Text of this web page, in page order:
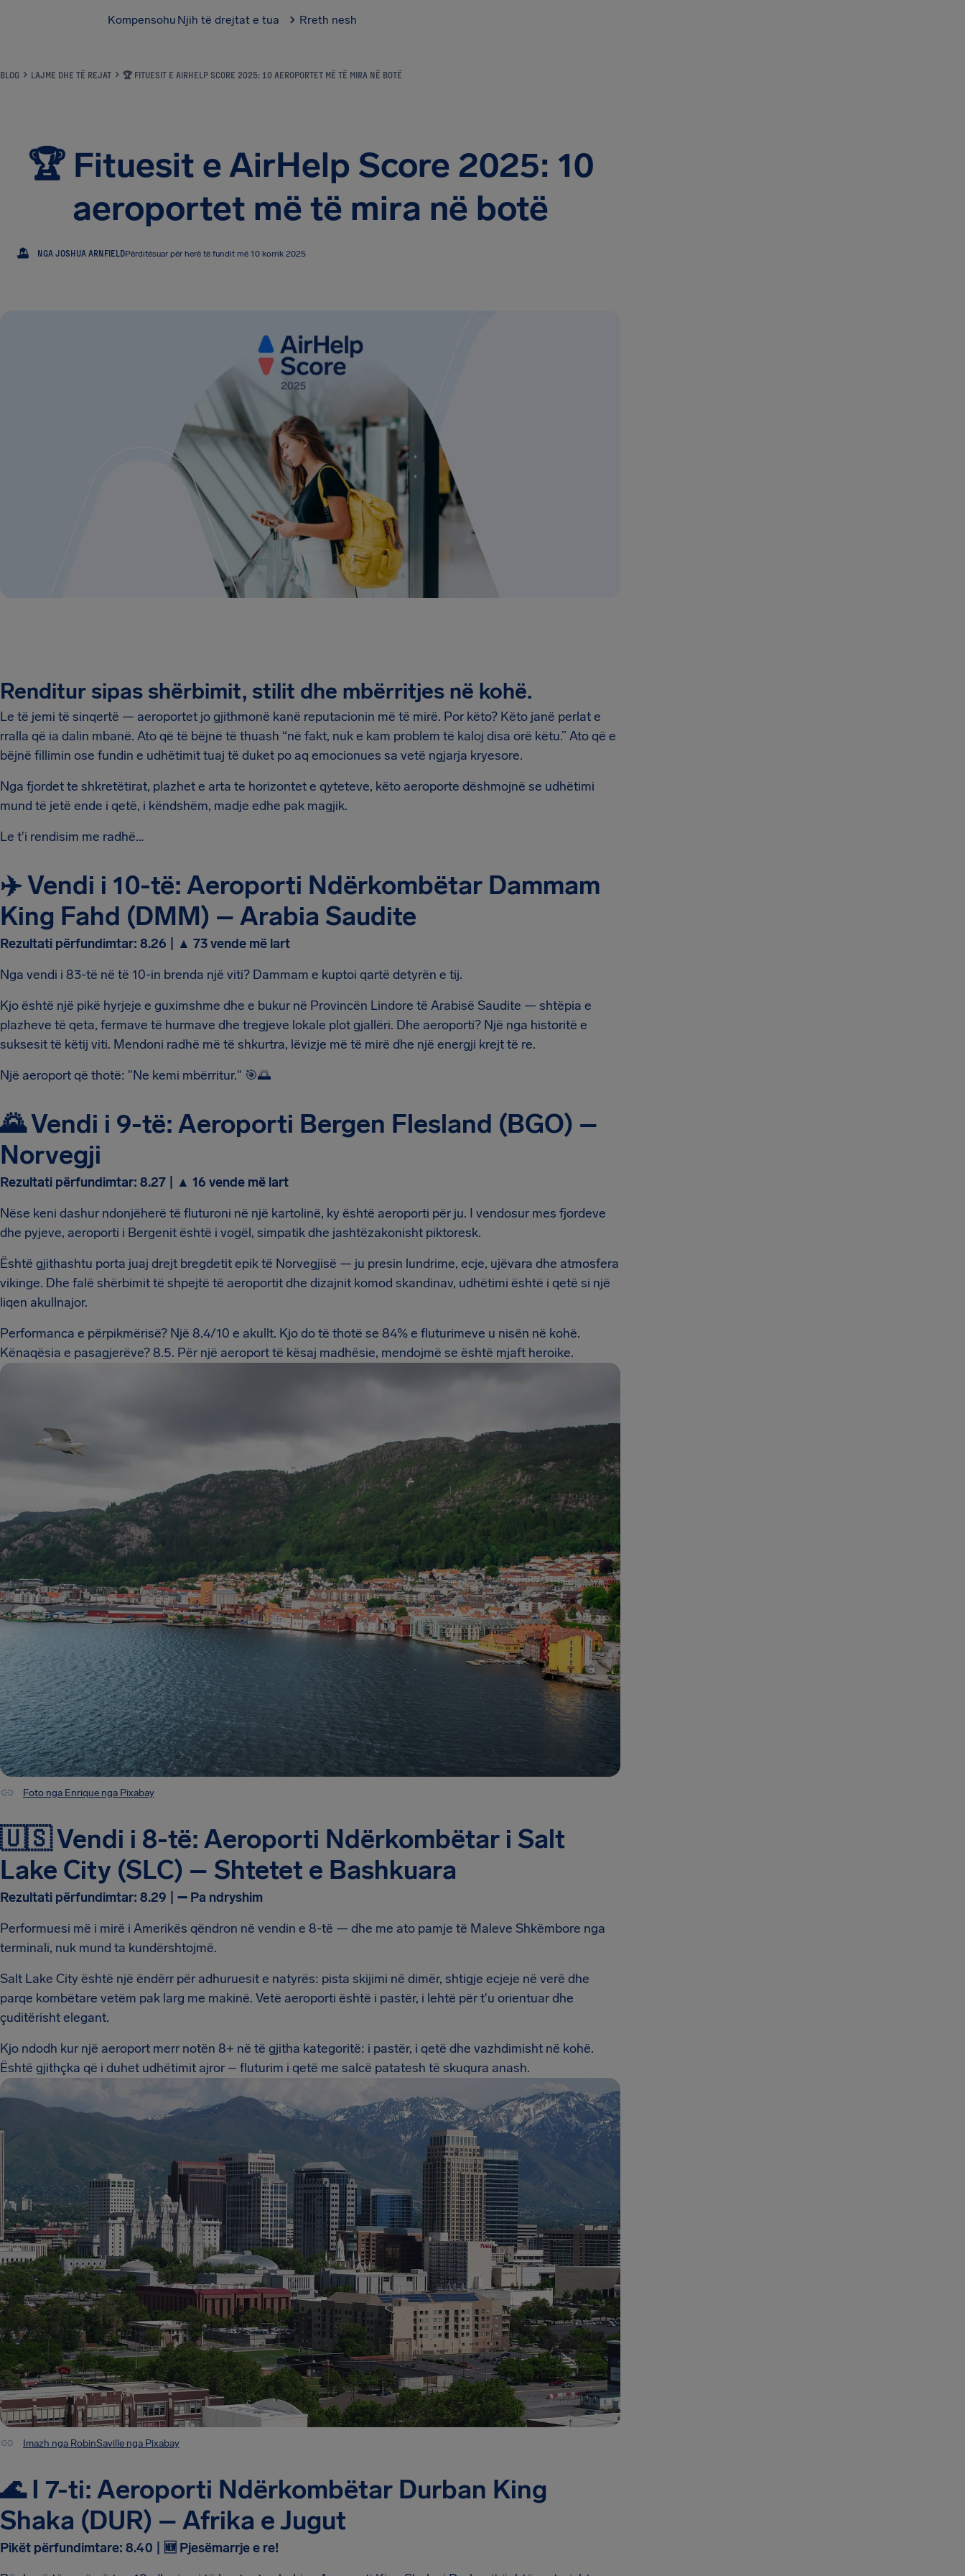
Kompensohu Njih të drejtat e tua Rreth nesh
BLOG LAJME DHE TË REJAT 🏆 FITUESIT E AIRHELP SCORE 2025: 10 AEROPORTET MË TË MIRA NË BOTË
🏆 Fituesit e AirHelp Score 2025: 10
aeroportet më të mira në botë
JA NGA JOSHUA ARNFIELDPërditësuar për herë të fundit më 10 korrik 2025
Renditur sipas shërbimit, stilit dhe mbërritjes në kohë.
Le të jemi të sinqertë — aeroportet jo gjithmonë kanë reputacionin më të mirë. Por këto? Këto janë perlat e
rralla që ia dalin mbanë. Ato që të bëjnë të thuash “në fakt, nuk e kam problem të kaloj disa orë këtu.” Ato që e
bëjnë fillimin ose fundin e udhëtimit tuaj të duket po aq emocionues sa vetë ngjarja kryesore.
Nga fjordet te shkretëtirat, plazhet e arta te horizontet e qyteteve, këto aeroporte dëshmojnë se udhëtimi
mund të jetë ende i qetë, i këndshëm, madje edhe pak magjik.
Le t'i rendisim me radhë…
✈️ Vendi i 10-të: Aeroporti Ndërkombëtar Dammam
King Fahd (DMM) – Arabia Saudite
Rezultati përfundimtar: 8.26 | ▲ 73 vende më lart
Nga vendi i 83-të në të 10-in brenda një viti? Dammam e kuptoi qartë detyrën e tij.
Kjo është një pikë hyrjeje e guximshme dhe e bukur në Provincën Lindore të Arabisë Saudite — shtëpia e
plazheve të qeta, fermave të hurmave dhe tregjeve lokale plot gjallëri. Dhe aeroporti? Një nga historitë e
suksesit të këtij viti. Mendoni radhë më të shkurtra, lëvizje më të mirë dhe një energji krejt të re.
Një aeroport që thotë: "Ne kemi mbërritur." 🎯🌅
🌄 Vendi i 9-të: Aeroporti Bergen Flesland (BGO) –
Norvegji
Rezultati përfundimtar: 8.27 | ▲ 16 vende më lart
Nëse keni dashur ndonjëherë të fluturoni në një kartolinë, ky është aeroporti për ju. I vendosur mes fjordeve
dhe pyjeve, aeroporti i Bergenit është i vogël, simpatik dhe jashtëzakonisht piktoresk.
Është gjithashtu porta juaj drejt bregdetit epik të Norvegjisë — ju presin lundrime, ecje, ujëvara dhe atmosfera
vikinge. Dhe falë shërbimit të shpejtë të aeroportit dhe dizajnit komod skandinav, udhëtimi është i qetë si një
liqen akullnajor.
Performanca e përpikmërisë? Një 8.4/10 e akullt. Kjo do të thotë se 84% e fluturimeve u nisën në kohë.
Kënaqësia e pasagjerëve? 8.5. Për një aeroport të kësaj madhësie, mendojmë se është mjaft heroike.
Foto nga Enrique nga Pixabay
🇺🇸 Vendi i 8-të: Aeroporti Ndërkombëtar i Salt
Lake City (SLC) – Shtetet e Bashkuara
Rezultati përfundimtar: 8.29 | ➖ Pa ndryshim
Performuesi më i mirë i Amerikës qëndron në vendin e 8-të — dhe me ato pamje të Maleve Shkëmbore nga
terminali, nuk mund ta kundërshtojmë.
Salt Lake City është një ëndërr për adhuruesit e natyrës: pista skijimi në dimër, shtigje ecjeje në verë dhe
parqe kombëtare vetëm pak larg me makinë. Vetë aeroporti është i pastër, i lehtë për t'u orientuar dhe
çuditërisht elegant.
Kjo ndodh kur një aeroport merr notën 8+ në të gjitha kategoritë: i pastër, i qetë dhe vazhdimisht në kohë.
Është gjithçka që i duhet udhëtimit ajror – fluturim i qetë me salcë patatesh të skuqura anash.
Imazh nga RobinSaville nga Pixabay
🌊 I 7-ti: Aeroporti Ndërkombëtar Durban King
Shaka (DUR) – Afrika e Jugut
Pikët përfundimtare: 8.40 | 🆕 Pjesëmarrje e re!